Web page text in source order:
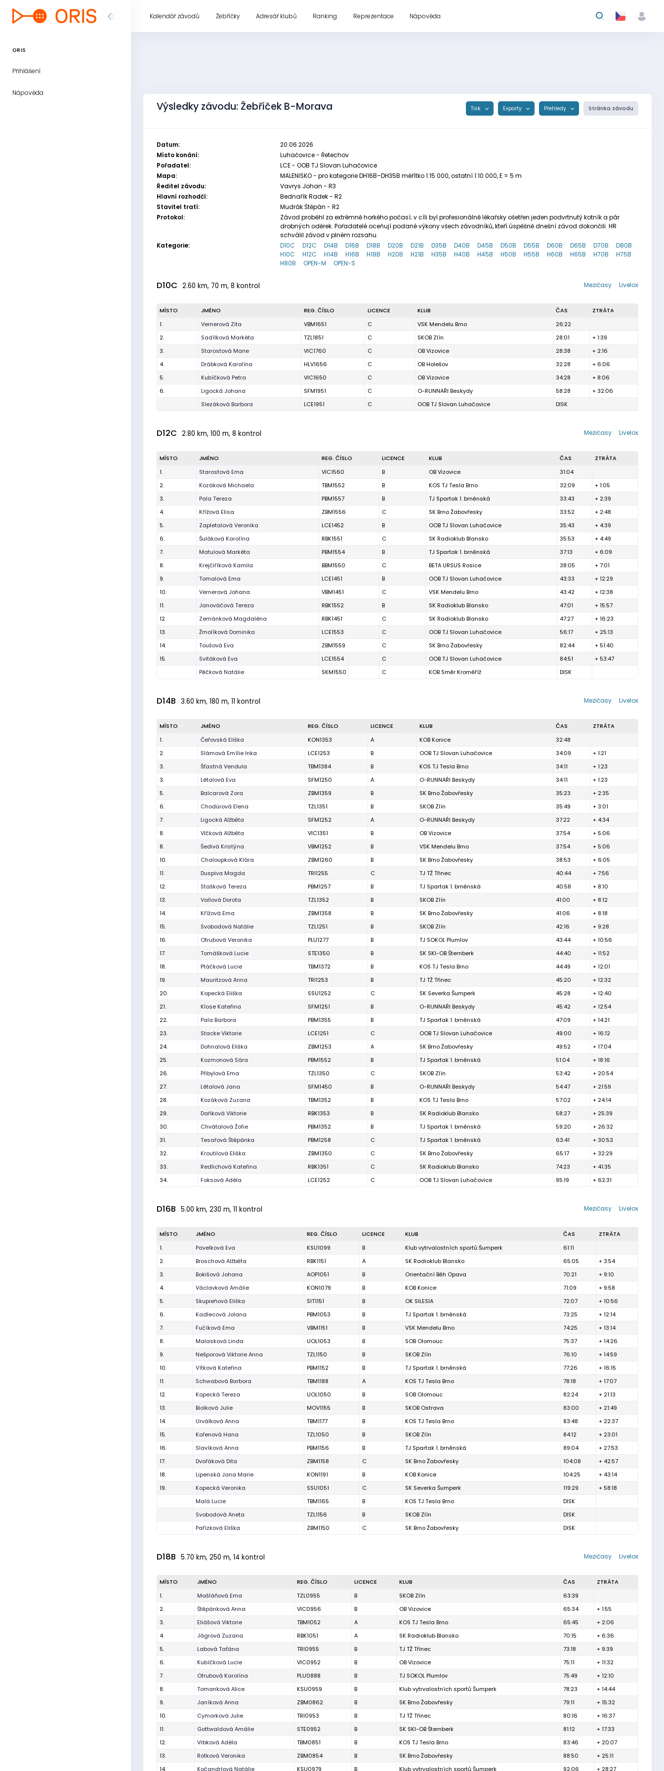
ORIS
Přihlášení
Nápověda
Kalendář závodů Žebříčky Adresář klubů Ranking Reprezentace Nápověda
Výsledky závodu: Žebříček B-Morava Tisk Exporty Přehledy Stránka závodu
Datum:
20.06.2026
Místo konání:
Luhačovice - Řetechov
Pořadatel:
LCE - OOB TJ Slovan Luhačovice
Mapa:
MALENISKO - pro kategorie DH16B–DH35B měřítko 1:15 000, ostatní 1:10 000, E = 5 m
Ředitel závodu:
Vavrys Johan - R3
Hlavní rozhodčí:
Bednařík Radek - R2
Stavitel tratí:
Mudrák Štěpán - R2
Protokol:
Závod proběhl za extrémně horkého počasí; v cíli byl profesionálně lékařsky ošetřen jeden podvrtnutý kotník a pár
drobných oděrek. Pořadatelé oceňují podané výkony všech závodníků, kteří úspěšně dnešní závod dokončili. HR
schválil závod v plném rozsahu.
Kategorie:
D10C D12C D14B D16B D18B D20B D21B D35B D40B D45B D50B D55B D60B D65B D70B
D80B
H10C
H12C H14B H16B H18B H20B H21B H35B H40B H45B H50B H55B H60B H65B H70B
H75B
H80B
OPEN-M OPEN-S
D10C 2.60 km, 70 m, 8 kontrol Livelox
Mezičasy
MÍSTO JMÉNO REG. ČÍSLO LICENCE KLUB ČAS
ZTRÁTA
1.
Vernerová Zita VBM1651 C VSK Mendelu Brno
26:22
2.
Sadílková Markéta TZL1851 C SKOB Zlín 28:01
+ 1:39
3.
Starostová Marie VIC1760 C OB Vizovice 28:38
+ 2:16
4.
Drábková Karolína HLV1656 C OB Holešov 32:28
+ 6:06
5.
Kubíčková Petra VIC1650 C OB Vizovice 34:28
+ 8:06
6.
Ligocká Johana SFM1951 C O-RUNNAŘI Beskydy 58:28
+ 32:06
Slezáková Barbora
LCE1951 C OOB TJ Slovan Luhačovice DISK
D12C 2.80 km, 100 m, 8 kontrol Livelox
Mezičasy
MÍSTO JMÉNO REG. ČÍSLO LICENCE KLUB ČAS
ZTRÁTA
1.
Starostová Ema VIC1560 B OB Vizovice
31:04
2.
Kozáková Michaela TBM1552 B KOS TJ Tesla Brno 32:09
+ 1:05
3.
Pala Tereza PBM1557 B TJ Spartak 1. brněnská 33:43
+ 2:39
4.
Křížová Elisa ZBM1556 C SK Brno Žabovřesky 33:52
+ 2:48
5.
Zapletalová Veronika LCE1452 B OOB TJ Slovan Luhačovice 35:43
+ 4:39
6.
Šuláková Karolína RBK1551 C SK Radioklub Blansko 35:53
+ 4:49
7.
Matulová Markéta PBM1554 B TJ Spartak 1. brněnská 37:13
+ 6:09
8.
Krejčiříková Kamila BBM1550 C BETA URSUS Rosice 38:05
+ 7:01
9.
Tomalová Ema LCE1451 B OOB TJ Slovan Luhačovice 43:33
+ 12:29
10.
Vernerová Johana VBM1451 C VSK Mendelu Brno 43:42
+ 12:38
11.
Janováčová Tereza RBK1552 B SK Radioklub Blansko 47:01
+ 15:57
12.
Zemánková Magdaléna RBK1451 C SK Radioklub Blansko 47:27
+ 16:23
13.
Žmolíková Dominika LCE1553 C OOB TJ Slovan Luhačovice 56:17
+ 25:13
14.
Toušová Eva ZBM1559 C SK Brno Žabovřesky 82:44
+ 51:40
15.
Svitáková Eva LCE1554 C OOB TJ Slovan Luhačovice 84:51
+ 53:47
Pěčková Natálie
SKM1550 C KOB Směr Kroměříž DISK
D14B 3.60 km, 180 m, 11 kontrol Livelox
Mezičasy
MÍSTO JMÉNO REG. ČÍSLO LICENCE KLUB ČAS
ZTRÁTA
1.
Čeřovská Eliška KON1353 A KOB Konice
32:48
2.
Slámová Emílie Inka LCE1253 B OOB TJ Slovan Luhačovice 34:09
+ 1:21
3.
Šťastná Vendula TBM1384 B KOS TJ Tesla Brno 34:11
+ 1:23
3.
Létalová Eva SFM1250 A O-RUNNAŘI Beskydy 34:11
+ 1:23
5.
Balcarová Zora ZBM1359 B SK Brno Žabovřesky 35:23
+ 2:35
6.
Chodúrová Elena TZL1351 B SKOB Zlín 35:49
+ 3:01
7.
Ligocká Alžběta SFM1252 A O-RUNNAŘI Beskydy 37:22
+ 4:34
8.
Vlčková Alžběta VIC1351 B OB Vizovice 37:54
+ 5:06
8.
Šedivá Kristýna VBM1252 B VSK Mendelu Brno 37:54
+ 5:06
10.
Chaloupková Klára ZBM1260 B SK Brno Žabovřesky 38:53
+ 6:05
11.
Duspiva Magda TRI1255 C TJ TŽ Třinec 40:44
+ 7:56
12.
Stašková Tereza PBM1257 B TJ Spartak 1. brněnská 40:58
+ 8:10
13.
Vallová Dorota TZL1352 B SKOB Zlín 41:00
+ 8:12
14.
Křížová Ema ZBM1358 B SK Brno Žabovřesky 41:06
+ 8:18
15.
Svobodová Natálie TZL1251 B SKOB Zlín 42:16
+ 9:28
16.
Otrubová Veronika PLU1277 B TJ SOKOL Plumlov 43:44
+ 10:56
17.
Tomášková Lucie STE1350 B SK SKI-OB Šternberk 44:40
+ 11:52
18.
Ptáčková Lucie TBM1372 B KOS TJ Tesla Brno 44:49
+ 12:01
19.
Mauritzová Anna TRI1253 B TJ TŽ Třinec 45:20
+ 12:32
20.
Kopecká Eliška SSU1252 C SK Severka Šumperk 45:28
+ 12:40
21.
Klose Kateřina SFM1251 B O-RUNNAŘI Beskydy 45:42
+ 12:54
22.
Pala Barbora PBM1355 B TJ Spartak 1. brněnská 47:09
+ 14:21
23.
Stacke Viktorie LCE1251 C OOB TJ Slovan Luhačovice 49:00
+ 16:12
24.
Dohnalová Eliška ZBM1253 A SK Brno Žabovřesky 49:52
+ 17:04
25.
Kozmonová Sára PBM1552 B TJ Spartak 1. brněnská 51:04
+ 18:16
26.
Přibylová Ema TZL1350 C SKOB Zlín 53:42
+ 20:54
27.
Létalová Jana SFM1450 B O-RUNNAŘI Beskydy 54:47
+ 21:59
28.
Kozáková Zuzana TBM1352 B KOS TJ Tesla Brno 57:02
+ 24:14
29.
Daňková Viktorie RBK1353 B SK Radioklub Blansko 58:27
+ 25:39
30.
Chvátalová Žofie PBM1352 B TJ Spartak 1. brněnská 59:20
+ 26:32
31.
Tesařová Štěpánka PBM1258 C TJ Spartak 1. brněnská 63:41
+ 30:53
32.
Kroutilová Eliška ZBM1350 C SK Brno Žabovřesky 65:17
+ 32:29
33.
Redlichová Kateřina RBK1351 C SK Radioklub Blansko 74:23
+ 41:35
34.
Foksová Adéla LCE1252 C OOB TJ Slovan Luhačovice 95:19 + 62:31
D16B 5.00 km, 230 m, 11 kontrol Livelox
Mezičasy
MÍSTO JMÉNO REG. ČÍSLO LICENCE KLUB ČAS
ZTRÁTA
1.
Pavelková Eva KSU1099 B Klub vytrvalostních sportů Šumperk
61:11
2.
Broschová Alžběta RBK1151 A SK Radioklub Blansko 65:05
+ 3:54
3.
Bokišová Johana AOP1051 B Orientační Běh Opava 70:21
+ 9:10
4.
Václavková Amálie KON1079 B KOB Konice 71:09
+ 9:58
5.
Skupieńová Eliška SIT1151 B OK SILESIA 72:07
+ 10:56
6.
Kadlecová Jolana PBM1053 B TJ Spartak 1. brněnská 73:25
+ 12:14
7.
Fučíková Ema VBM1151 B VSK Mendelu Brno 74:25
+ 13:14
8.
Malasková Linda UOL1053 B SOB Olomouc 75:37
+ 14:26
9.
Nešporová Viktorie Anna TZL1150 B SKOB Zlín 76:10
+ 14:59
10.
Vítková Kateřina PBM1152 B TJ Spartak 1. brněnská 77:26
+ 16:15
11.
Schwabová Barbora TBM1188 A KOS TJ Tesla Brno 78:18
+ 17:07
12.
Kopecká Tereza UOL1050 B SOB Olomouc 82:24
+ 21:13
13.
Biolková Julie MOV1155 B SKOB Ostrava 83:00
+ 21:49
14.
Urválková Anna TBM1177 B KOS TJ Tesla Brno 83:48
+ 22:37
15.
Kořenová Hana TZL1050 B SKOB Zlín 84:12
+ 23:01
16.
Slavíková Anna PBM1156 B TJ Spartak 1. brněnská 89:04
+ 27:53
17.
Dvořáková Dita ZBM1158 C SK Brno Žabovřesky 104:08
+ 42:57
18.
Lipenská Jana Marie KON1191 B KOB Konice 104:25
+ 43:14
19.
Kopecká Veronika SSU1051 C SK Severka Šumperk 119:29
+ 58:18
Malá Lucie
TBM1165 B KOS TJ Tesla Brno
DISK
Svobodová Aneta
TZL1156 B SKOB Zlín
DISK
Pařízková Eliška
ZBM1150 C SK Brno Žabovřesky DISK
D18B 5.70 km, 250 m, 14 kontrol Livelox
Mezičasy
MÍSTO JMÉNO REG. ČÍSLO LICENCE KLUB ČAS
ZTRÁTA
1.
Mašláňová Ema TZL0955 B SKOB Zlín
63:39
2.
Štěpánková Anna VIC0956 B OB Vizovice 65:34
+ 1:55
3.
Eliášová Viktorie TBM1052 A KOS TJ Tesla Brno 65:45
+ 2:06
4.
Jágrová Zuzana RBK1051 A SK Radioklub Blansko 70:15
+ 6:36
5.
Labová Taťána TRI0955 B TJ TŽ Třinec 73:18
+ 9:39
6.
Kubíčková Lucie VIC0952 B OB Vizovice 75:11
+ 11:32
7.
Otrubová Karolína PLU0888 B TJ SOKOL Plumlov 75:49
+ 12:10
8.
Tomanková Alice KSU0959 B Klub vytrvalostních sportů Šumperk 78:23
+ 14:44
9.
Janíková Anna ZBM0862 B SK Brno Žabovřesky 79:11
+ 15:32
10.
Cymorková Julie TRI0953 B TJ TŽ Třinec 80:16
+ 16:37
11.
Gottwaldová Amálie STE0952 B SK SKI-OB Šternberk 81:12
+ 17:33
12.
Vrbková Adéla TBM0851 B KOS TJ Tesla Brno 83:46
+ 20:07
13.
Rotková Veronika ZBM0854 B SK Brno Žabovřesky 88:50
+ 25:11
14.
Kočandrlová Natálie KSU0979 B Klub vytrvalostních sportů Šumperk 92:06 + 28:27